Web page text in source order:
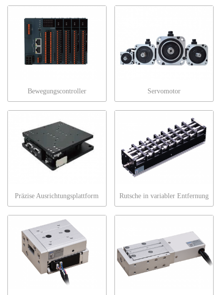
Bewegungscontroller Servomotor
Präzise Ausrichtungsplattform Rutsche in variabler Entfernung